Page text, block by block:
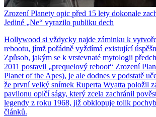
Zrození Planety opic před 15 lety dokonale
Jediné „Ne“ vyrazilo publiku dech
Hollywood si vždycky najde záminku k
rebootu, jímž pořádně vyždímá existující
Způsob, jakým se k vrstevnaté mytologii
2011 postavil „prequelový reboot“ Zrození
Planet of the Apes), je ale dodnes v podstatě
že první velký snímek Ruperta Wyatta položil
pavilonu opičí ságy, který zcela zachránil
legendy z roku 1968, již obklopuje tolik
článků.